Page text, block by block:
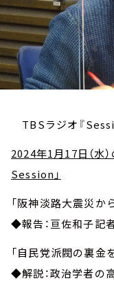
TBSラジオ『
2024年1月17日（水
Session」
「阪神淡路大震災か
◆報告：亘佐和子記者
「自民党派閥の裏金
◆解説：政治学者の